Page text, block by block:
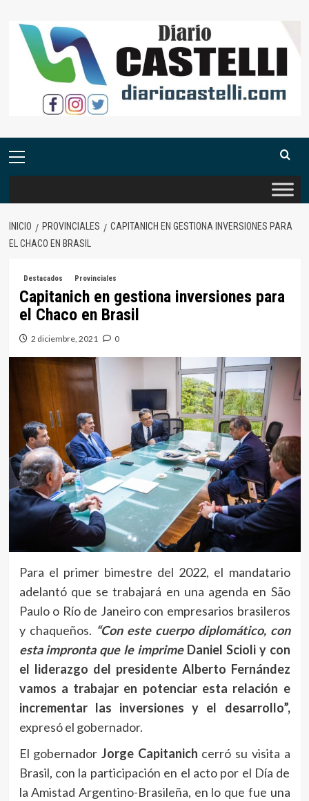
contenido
Menú
INICIO PROVINCIALES
CAPITANICH EN GESTIONA INVERSIONES PARA
EL CHACO EN BRASIL
Destacados Provinciales
Capitanich en gestiona inversiones para
el Chaco en Brasil
2 diciembre, 2021 0
Para el primer bimestre del 2022, el mandatario
adelantó que se trabajará en una agenda en São
Paulo o Río de Janeiro con empresarios brasileros
y chaqueños. “Con este cuerpo diplomático, con
esta impronta que le imprimeDaniel Scioli y con
el liderazgo del presidente Alberto Fernández
vamos a trabajar en potenciar esta relación e
incrementar las inversiones y el desarrollo”,
expresó el gobernador.
El gobernador Jorge Capitanich cerró su visita a
Brasil, con la participación en el acto por el Día de
la Amistad Argentino-Brasileña, en lo que fue una